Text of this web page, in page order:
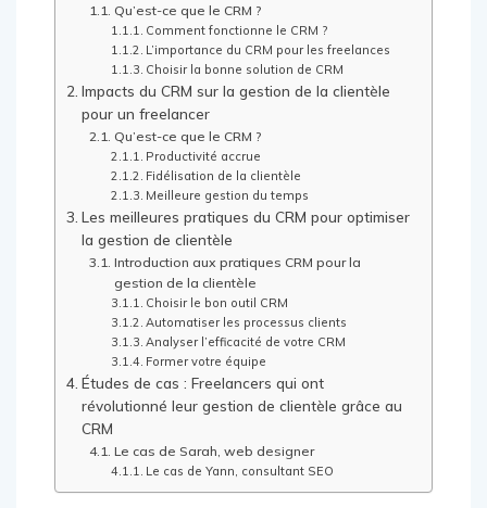
Qu’est-ce que le CRM ?
Comment fonctionne le CRM ?
L’importance du CRM pour les freelances
Choisir la bonne solution de CRM
Impacts du CRM sur la gestion de la clientèle
pour un freelancer
Qu’est-ce que le CRM ?
Productivité accrue
Fidélisation de la clientèle
Meilleure gestion du temps
Les meilleures pratiques du CRM pour optimiser
la gestion de clientèle
Introduction aux pratiques CRM pour la
gestion de la clientèle
Choisir le bon outil CRM
Automatiser les processus clients
Analyser l’efficacité de votre CRM
Former votre équipe
Études de cas : Freelancers qui ont
révolutionné leur gestion de clientèle grâce au
CRM
Le cas de Sarah, web designer
Le cas de Yann, consultant SEO